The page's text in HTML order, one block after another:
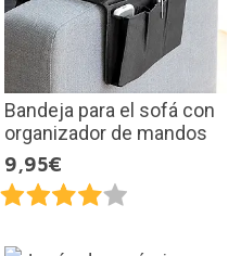
Bandeja para el sofá con
organizador de mandos
9,95€